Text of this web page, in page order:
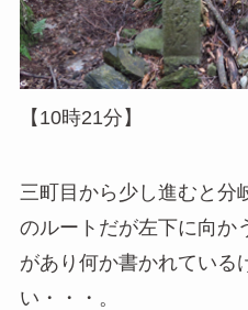
【10時21分】
三町目から少し進むと分
のルートだが左下に向か
があり何か書かれている
い・・・。